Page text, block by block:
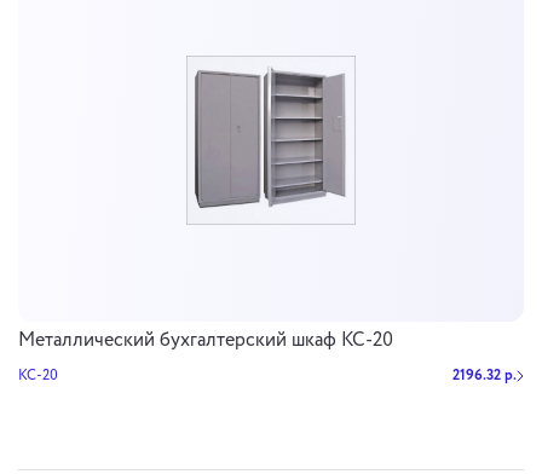
Металлический бухгалтерский шкаф КС-20
КС-20 2196.32 р.